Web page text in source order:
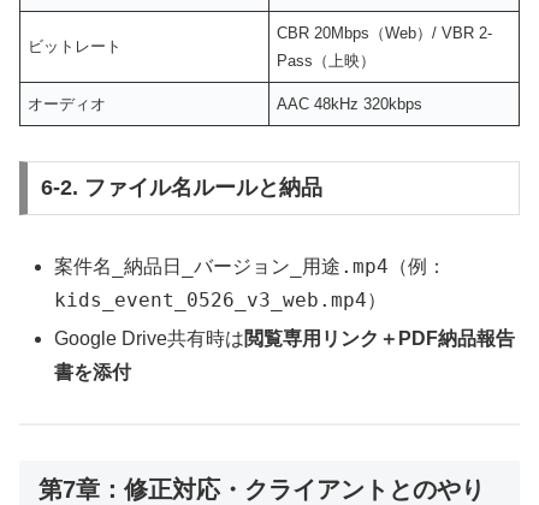
ビットレート
CBR 20Mbps（Web）/ VBR 2-
Pass（上映）
オーディオ AAC 48kHz 320kbps
6-2. ファイル名ルールと納品
案件名_納品日_バージョン_用途.mp4 （例：
kids_event_0526_v3_web.mp4）
Google Drive共有時は閲覧専用リンク＋PDF納品報告
書を添付
第7章：修正対応・クライアントとのやり